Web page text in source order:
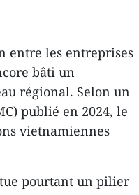
entre les entreprises
bâti un
régional. Selon un
publié en 2024, le
vietnamiennes
pourtant un pilier